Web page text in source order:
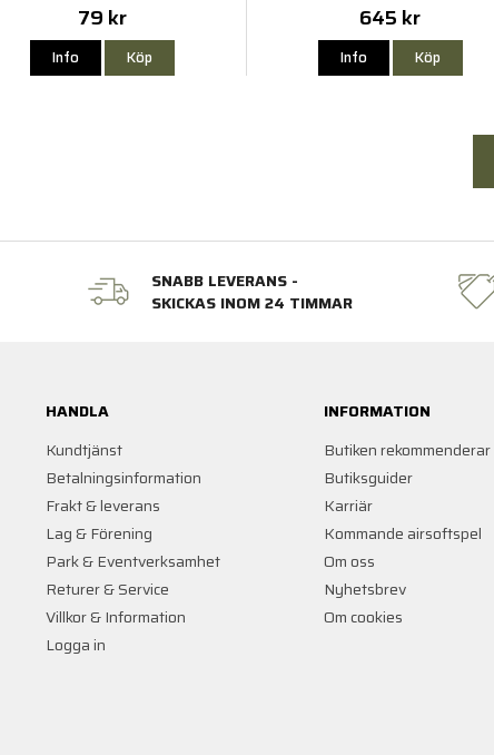
79 kr
Info Köp
645 kr
Info Köp
SNABB LEVERANS -
SKICKAS INOM 24 TIMMAR
HANDLA
Kundtjänst
Betalningsinformation
Frakt & leverans
Lag & Förening
Park & Eventverksamhet
Returer & Service
Villkor & Information
Logga in
INFORMATION
Butiken rekommenderar
Butiksguider
Karriär
Kommande airsoftspel
Om oss
Nyhetsbrev
Om cookies